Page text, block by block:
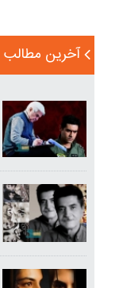
آخرین مطالب